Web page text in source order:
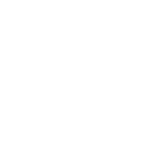
Название
Название
Название
Название